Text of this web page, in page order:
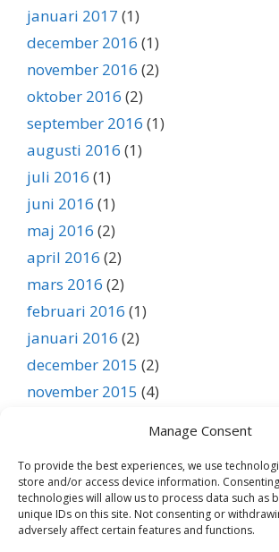
Manage Consent
To provide the best experiences, we use
store and/or access device information.
technologies will allow us to process data such as
unique IDs on this site. Not consenting or
adversely affect certain features and functions.
januari 2017 (1)
december 2016 (1)
november 2016 (2)
oktober 2016 (2)
september 2016 (1)
augusti 2016 (1)
juli 2016 (1)
juni 2016 (1)
maj 2016 (2)
april 2016 (2)
mars 2016 (2)
februari 2016 (1)
januari 2016 (2)
december 2015 (2)
november 2015 (4)
augusti 2015(1)
juli 2015(1)
juni 2015(1)